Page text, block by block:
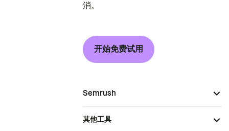
消。
开始免费试用
Semrush
其他工具